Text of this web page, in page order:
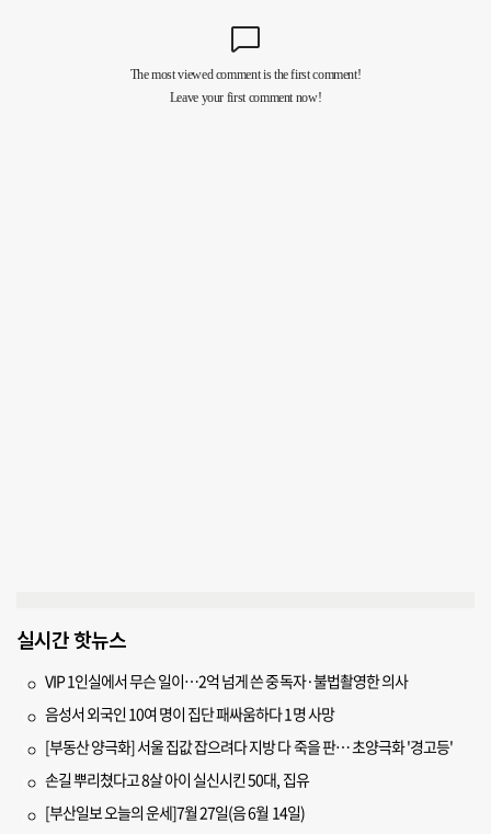
실시간 핫뉴스
VIP 1인실에서 무슨 일이…2억 넘게 쓴 중독자·불법촬영한 의사
음성서 외국인 10여 명이 집단 패싸움하다 1명 사망
[부동산 양극화] 서울 집값 잡으려다 지방 다 죽을 판… 초양극화 '경고등'
손길 뿌리쳤다고 8살 아이 실신시킨 50대, 집유
[부산일보 오늘의 운세]7월 27일(음 6월 14일)